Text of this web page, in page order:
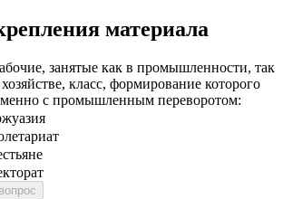
материала
занятые как в промышленности, так
класс, формирование которого
с промышленным переворотом: